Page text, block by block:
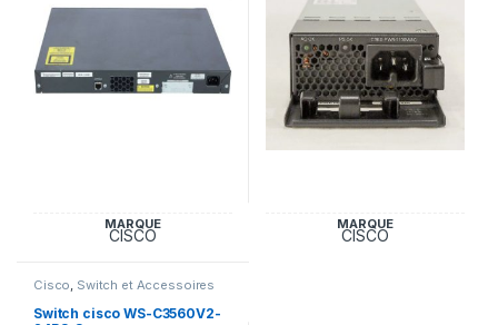
MARQUE
CISCO
MARQUE
CISCO
Cisco, Switch et Accessoires
Switch cisco WS-C3560V2-